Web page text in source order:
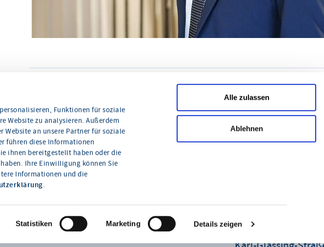
Funktionen für soziale
Website zu analysieren. Außerdem
an unsere Partner für soziale
führen diese Informationen
ihnen bereitgestellt haben oder die
Ihre Einwilligung können Sie
Informationen und die
.
Statistiken Marketing Details zeigen
Alle zulassen
Ablehnen
Wie können wir Ihnen
helfen?
Hessischer
Handelskammertag